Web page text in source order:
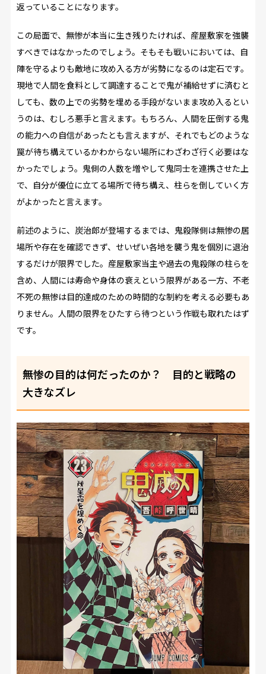
返っていることになります。
この局面で、無惨が本当に生き残りたければ、産屋敷家を強襲
すべきではなかったのでしょう。そもそも戦いにおいては、自
陣を守るよりも敵地に攻め入る方が劣勢になるのは定石です。
現地で人間を食料として調達することで鬼が補給せずに済むと
しても、数の上での劣勢を埋める手段がないまま攻め入るとい
うのは、むしろ悪手と言えます。もちろん、人間を圧倒する鬼
の能力への自信があったとも言えますが、それでもどのような
罠が待ち構えているかわからない場所にわざわざ行く必要はな
かったでしょう。鬼側の人数を増やして鬼同士を連携させた上
で、自分が優位に立てる場所で待ち構え、柱らを倒していく方
がよかったと言えます。
前述のように、炭治郎が登場するまでは、鬼殺隊側は無惨の居
場所や存在を確認できず、せいぜい各地を襲う鬼を個別に退治
するだけが限界でした。産屋敷家当主や過去の鬼殺隊の柱らを
含め、人間には寿命や身体の衰えという限界がある一方、不老
不死の無惨は目的達成のための時間的な制約を考える必要もあ
りません。人間の限界をひたすら待つという作戦も取れたはず
です。
無惨の目的は何だったのか？ 目的と戦略の
大きなズレ